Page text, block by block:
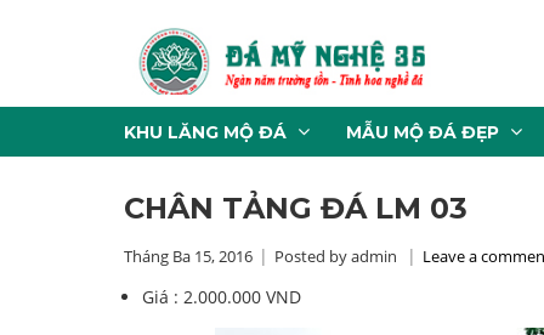
KHU LĂNG MỘ ĐÁ MẪU MỘ ĐÁ ĐẸP
CHÂN TẢNG ĐÁ LM 03
Tháng Ba 15, 2016 Posted by admin Leave a
Giá : 2.000.000 VND